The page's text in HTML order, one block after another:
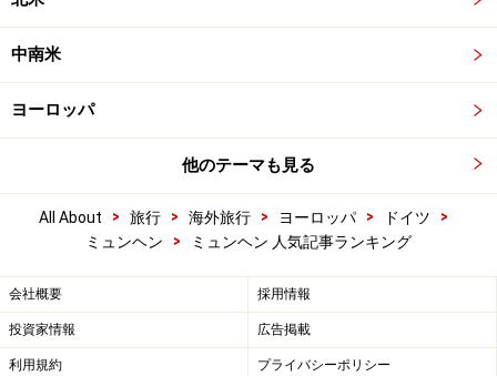
中南米
ヨーロッパ
他のテーマも見る
All About > 旅行 > 海外旅行 > ヨーロッパ > ドイツ
>
ミュンヘン
> ミュンヘン 人気記事ランキング
会社概要 採用情報
投資家情報 広告掲載
利用規約 プライバシーポリシー